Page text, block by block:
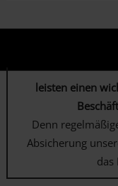
leisten einen
Denn
Absicherung
das